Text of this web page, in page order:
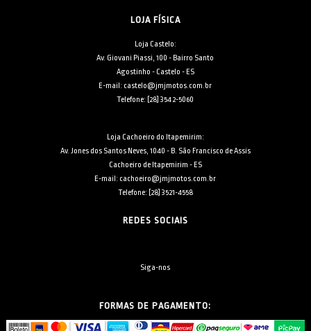
LOJA FÍSICA
Loja Castelo:
Av. Giovani Piassi, 100 - Bairro Santo
Agostinho - Castelo - ES
E-mail: castelo@jmjmotos.com.br
Telefone: [28] 3542-5060
Loja Cachoeiro do Itapemirim:
Av. Jones dos Santos Neves, 1040 - B. São Francisco de Assis
Cachoeiro de Itapemirim - ES
E-mail: cachoeiro@jmjmotos.com.br
Telefone: [28] 3521-4558
REDES SOCIAIS
Siga-nos
FORMAS DE PAGAMENTO: